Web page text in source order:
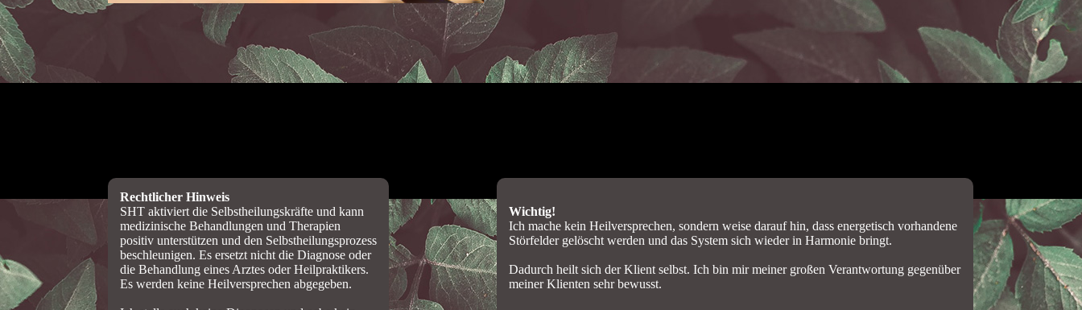
Rechtlicher Hinweis
SHT aktiviert die Selbstheilungskräfte und kann
medizinische Behandlungen und Therapien
positiv unterstützen und den Selbstheilungsprozess
beschleunigen. Es ersetzt nicht die Diagnose oder
die Behandlung eines Arztes oder Heilpraktikers.
Es werden keine Heilversprechen abgegeben.
Wichtig!
Ich mache kein Heilversprechen, sondern weise darauf hin, dass energetisch vorhandene
Störfelder gelöscht werden und das System sich wieder in Harmonie bringt.
Dadurch heilt sich der Klient selbst. Ich bin mir meiner großen Verantwortung gegenüber
meiner Klienten sehr bewusst.